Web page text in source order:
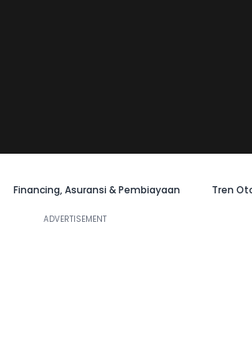
Financing, Asuransi & Pembiayaan Tren